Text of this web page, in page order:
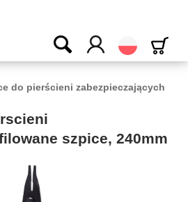
Polski
do pierścieni zabezpieczających
szpice, 240mm